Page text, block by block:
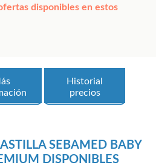
disponibles en estos
Historial
precios
SEBAMED BABY
DISPONIBLES